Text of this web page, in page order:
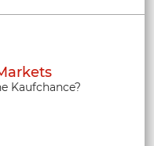
Kaufchance?